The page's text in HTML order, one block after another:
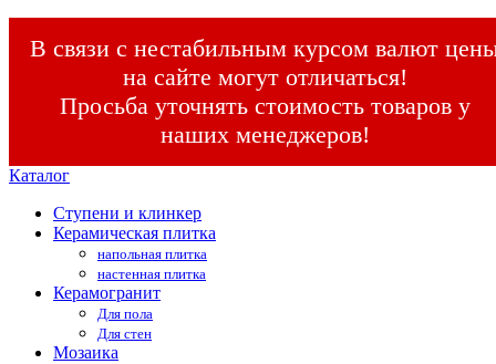
В связи с нестабильным курсом валют
на сайте могут отличаться!
Просьба уточнять стоимость товаров у
наших менеджеров!
Каталог
Ступени и клинкер
Керамическая плитка
напольная плитка
настенная плитка
Керамогранит
Для пола
Для стен
Мозаика